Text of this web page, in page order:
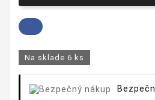
Na sklade 6 ks